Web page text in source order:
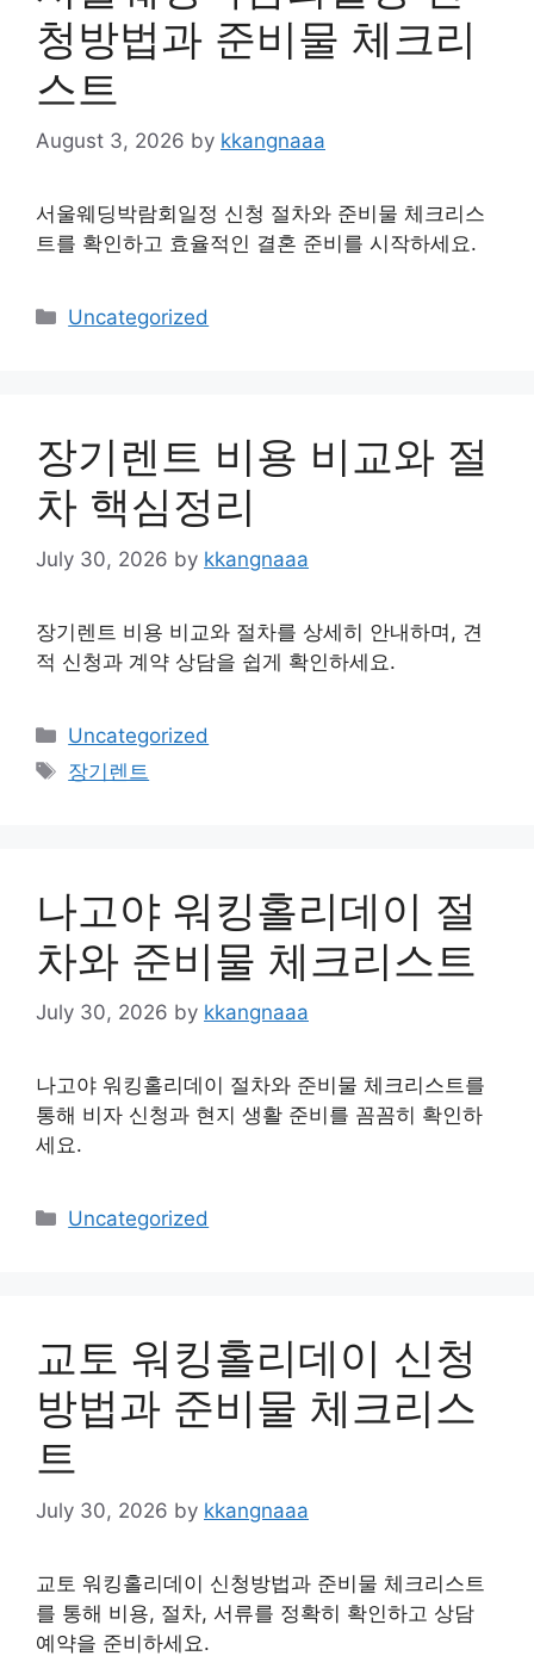
청방법과 준비물 체크리
스트
August 3, 2026 by kkangnaaa
서울웨딩박람회일정 신청 절차와 준비물 체크리스
트를 확인하고 효율적인 결혼 준비를 시작하세요.
Categories
Uncategorized
장기렌트 비용 비교와 절
차 핵심정리
July 30, 2026 by kkangnaaa
장기렌트 비용 비교와 절차를 상세히 안내하며, 견
적 신청과 계약 상담을 쉽게 확인하세요.
Categories
Uncategorized
Tags
장기렌트
나고야 워킹홀리데이 절
차와 준비물 체크리스트
July 30, 2026 by kkangnaaa
나고야 워킹홀리데이 절차와 준비물 체크리스트를
통해 비자 신청과 현지 생활 준비를 꼼꼼히 확인하
세요.
Categories
Uncategorized
교토 워킹홀리데이 신청
방법과 준비물 체크리스
트
July 30, 2026 by kkangnaaa
교토 워킹홀리데이 신청방법과 준비물 체크리스트
를 통해 비용, 절차, 서류를 정확히 확인하고 상담
예약을 준비하세요.